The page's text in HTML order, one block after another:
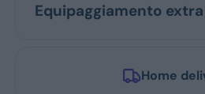
Equipaggiamento extra
Home